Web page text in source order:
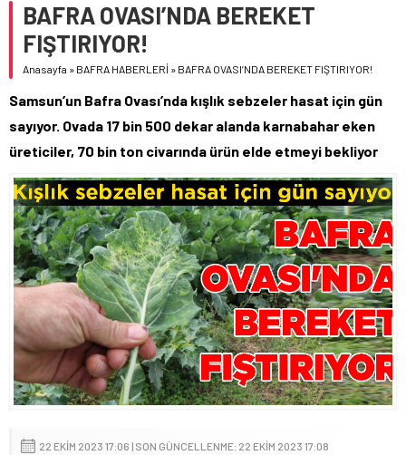
BAFRA OVASI’NDA BEREKET
FIŞTIRIYOR!
Anasayfa » BAFRA HABERLERİ » BAFRA OVASI’NDA BEREKET FIŞTIRIYOR!
Samsun’un Bafra Ovası’nda kışlık sebzeler hasat için gün
sayıyor. Ovada 17 bin 500 dekar alanda karnabahar eken
üreticiler, 70 bin ton civarında ürün elde etmeyi bekliyor
22 EKIM 2023 17:06 | SON GÜNCELLENME: 22 EKIM 2023 17:08